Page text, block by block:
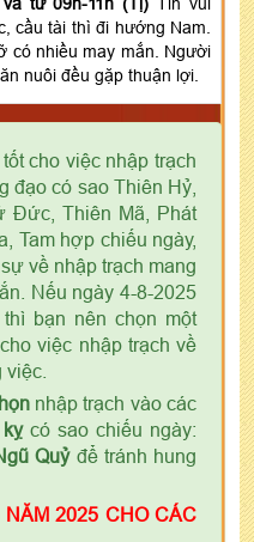
cầu tài thì đi hướng Nam.
có nhiều may mắn. Người
nuôi đều gặp thuận lợi.
cho việc nhập trạch
đạo có sao Thiên Hỷ,
Đức, Thiên Mã, Phát
Tam hợp chiếu ngày,
về nhập trạch mang
Nếu ngày 4-8-2025
bạn nên chọn một
việc nhập trạch về
nhập trạch vào các
kỵcó sao chiếu ngày:
Quỷđể tránh hung
2025 CHO CÁC